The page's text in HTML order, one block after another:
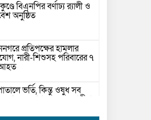
বিএনপির বর্ণাঢ্য র‍্যালী ও
অনুষ্ঠিত
প্রতিপক্ষের হামলার
নারী-শিশুসহ পরিবারের ৭
ভর্তি, কিন্তু ওষুধ সব
থেকে — প্রশ্ন তুলছেন রোগীরা